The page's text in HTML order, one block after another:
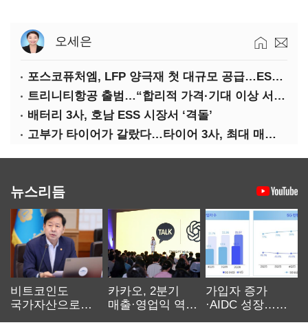
오세은
포스코퓨처엠, LFP 양극재 첫 대규모 공급…ESS 시장 공략
트리니티항공 출범…“합리적 가격·기대 이상 서비스로 승부”
배터리 3사, 호남 ESS 시장서 ‘격돌’
고부가 타이어가 갈랐다…타이어 3사, 최대 매출에도 영업익 희비
뉴스리듬
비트코인도
국가자산으로…'
카카오, 2분기
매출·영업익 역대
가입자 증가
·AIDC 성장…